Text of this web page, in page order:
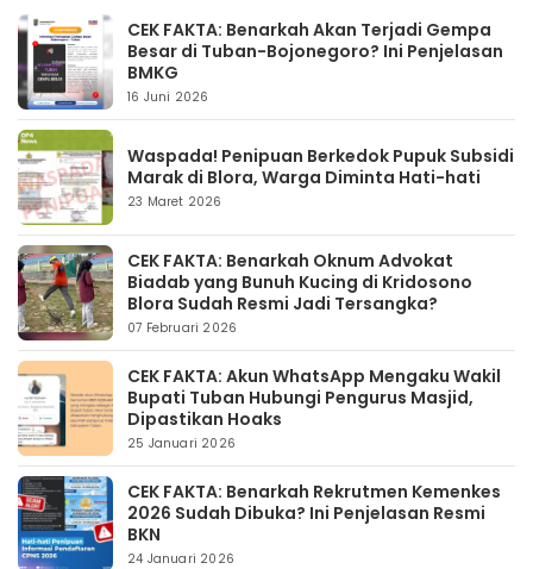
CEK FAKTA: Benarkah Akan Terjadi Gempa
Besar di Tuban-Bojonegoro? Ini Penjelasan
BMKG
16 Juni 2026
Waspada! Penipuan Berkedok Pupuk Subsidi
Marak di Blora, Warga Diminta Hati-hati
23 Maret 2026
CEK FAKTA: Benarkah Oknum Advokat
Biadab yang Bunuh Kucing di Kridosono
Blora Sudah Resmi Jadi Tersangka?
07 Februari 2026
CEK FAKTA: Akun WhatsApp Mengaku Wakil
Bupati Tuban Hubungi Pengurus Masjid,
Dipastikan Hoaks
25 Januari 2026
CEK FAKTA: Benarkah Rekrutmen Kemenkes
2026 Sudah Dibuka? Ini Penjelasan Resmi
BKN
24 Januari 2026